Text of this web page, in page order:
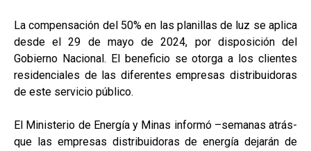
La compensación del 50% en las planillas de luz se aplica
desde el 29 de mayo de 2024, por disposición del
Gobierno Nacional. El beneficio se otorga a los clientes
residenciales de las diferentes empresas distribuidoras
de este servicio público.
El Ministerio de Energía y Minas informó –semanas atrás-
que las empresas distribuidoras de energía dejarán de